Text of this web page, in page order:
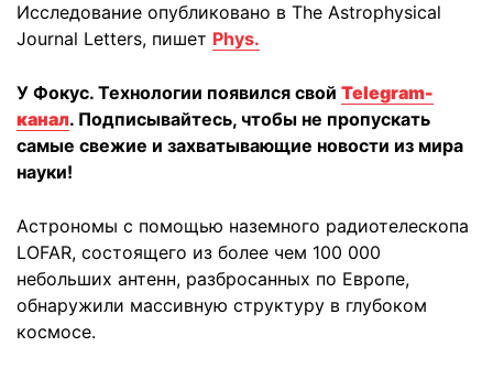
Исследование опубликовано в The Astrophysical
Journal Letters, пишет Phys.
У Фокус. Технологии появился свой Telegram-
канал. Подписывайтесь, чтобы не пропускать
самые свежие и захватывающие новости из мира
науки!
Астрономы с помощью наземного радиотелескопа
LOFAR, состоящего из более чем 100 000
небольших антенн, разбросанных по Европе,
обнаружили массивную структуру в глубоком
космосе.